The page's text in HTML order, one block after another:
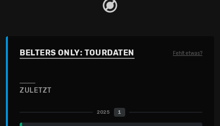
BELTERS ONLY: TOURDATEN Fehlt etwas?
ZULETZT
2025 1